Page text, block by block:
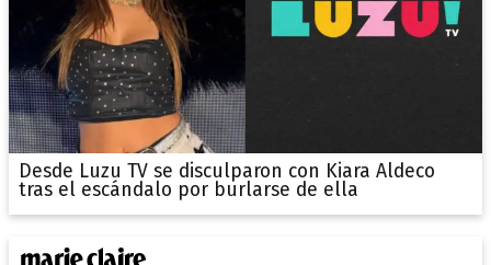
Desde Luzu TV se disculparon con Kiara Aldeco
tras el escándalo por burlarse de ella